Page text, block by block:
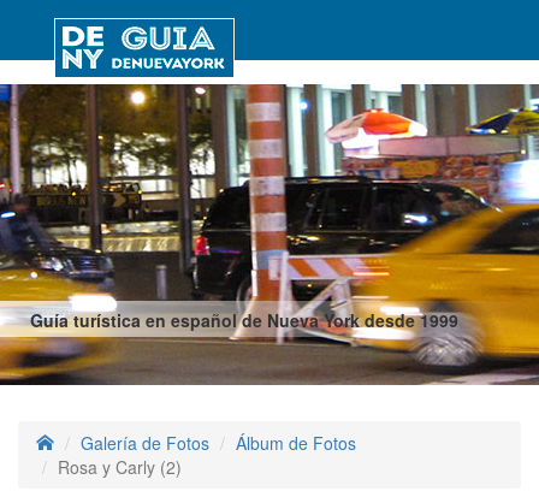
Guía turística en español de Nueva York desde 1999
Galería de Fotos
Álbum de Fotos
Rosa y Carly (2)